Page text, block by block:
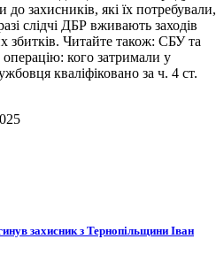
захисників, які їх потребували,
слідчі ДБР вживають заходів
збитків. Читайте також: СБУ та
кого затримали у
кваліфіковано за ч. 4 ст.
захисник з Тернопільщини Іван